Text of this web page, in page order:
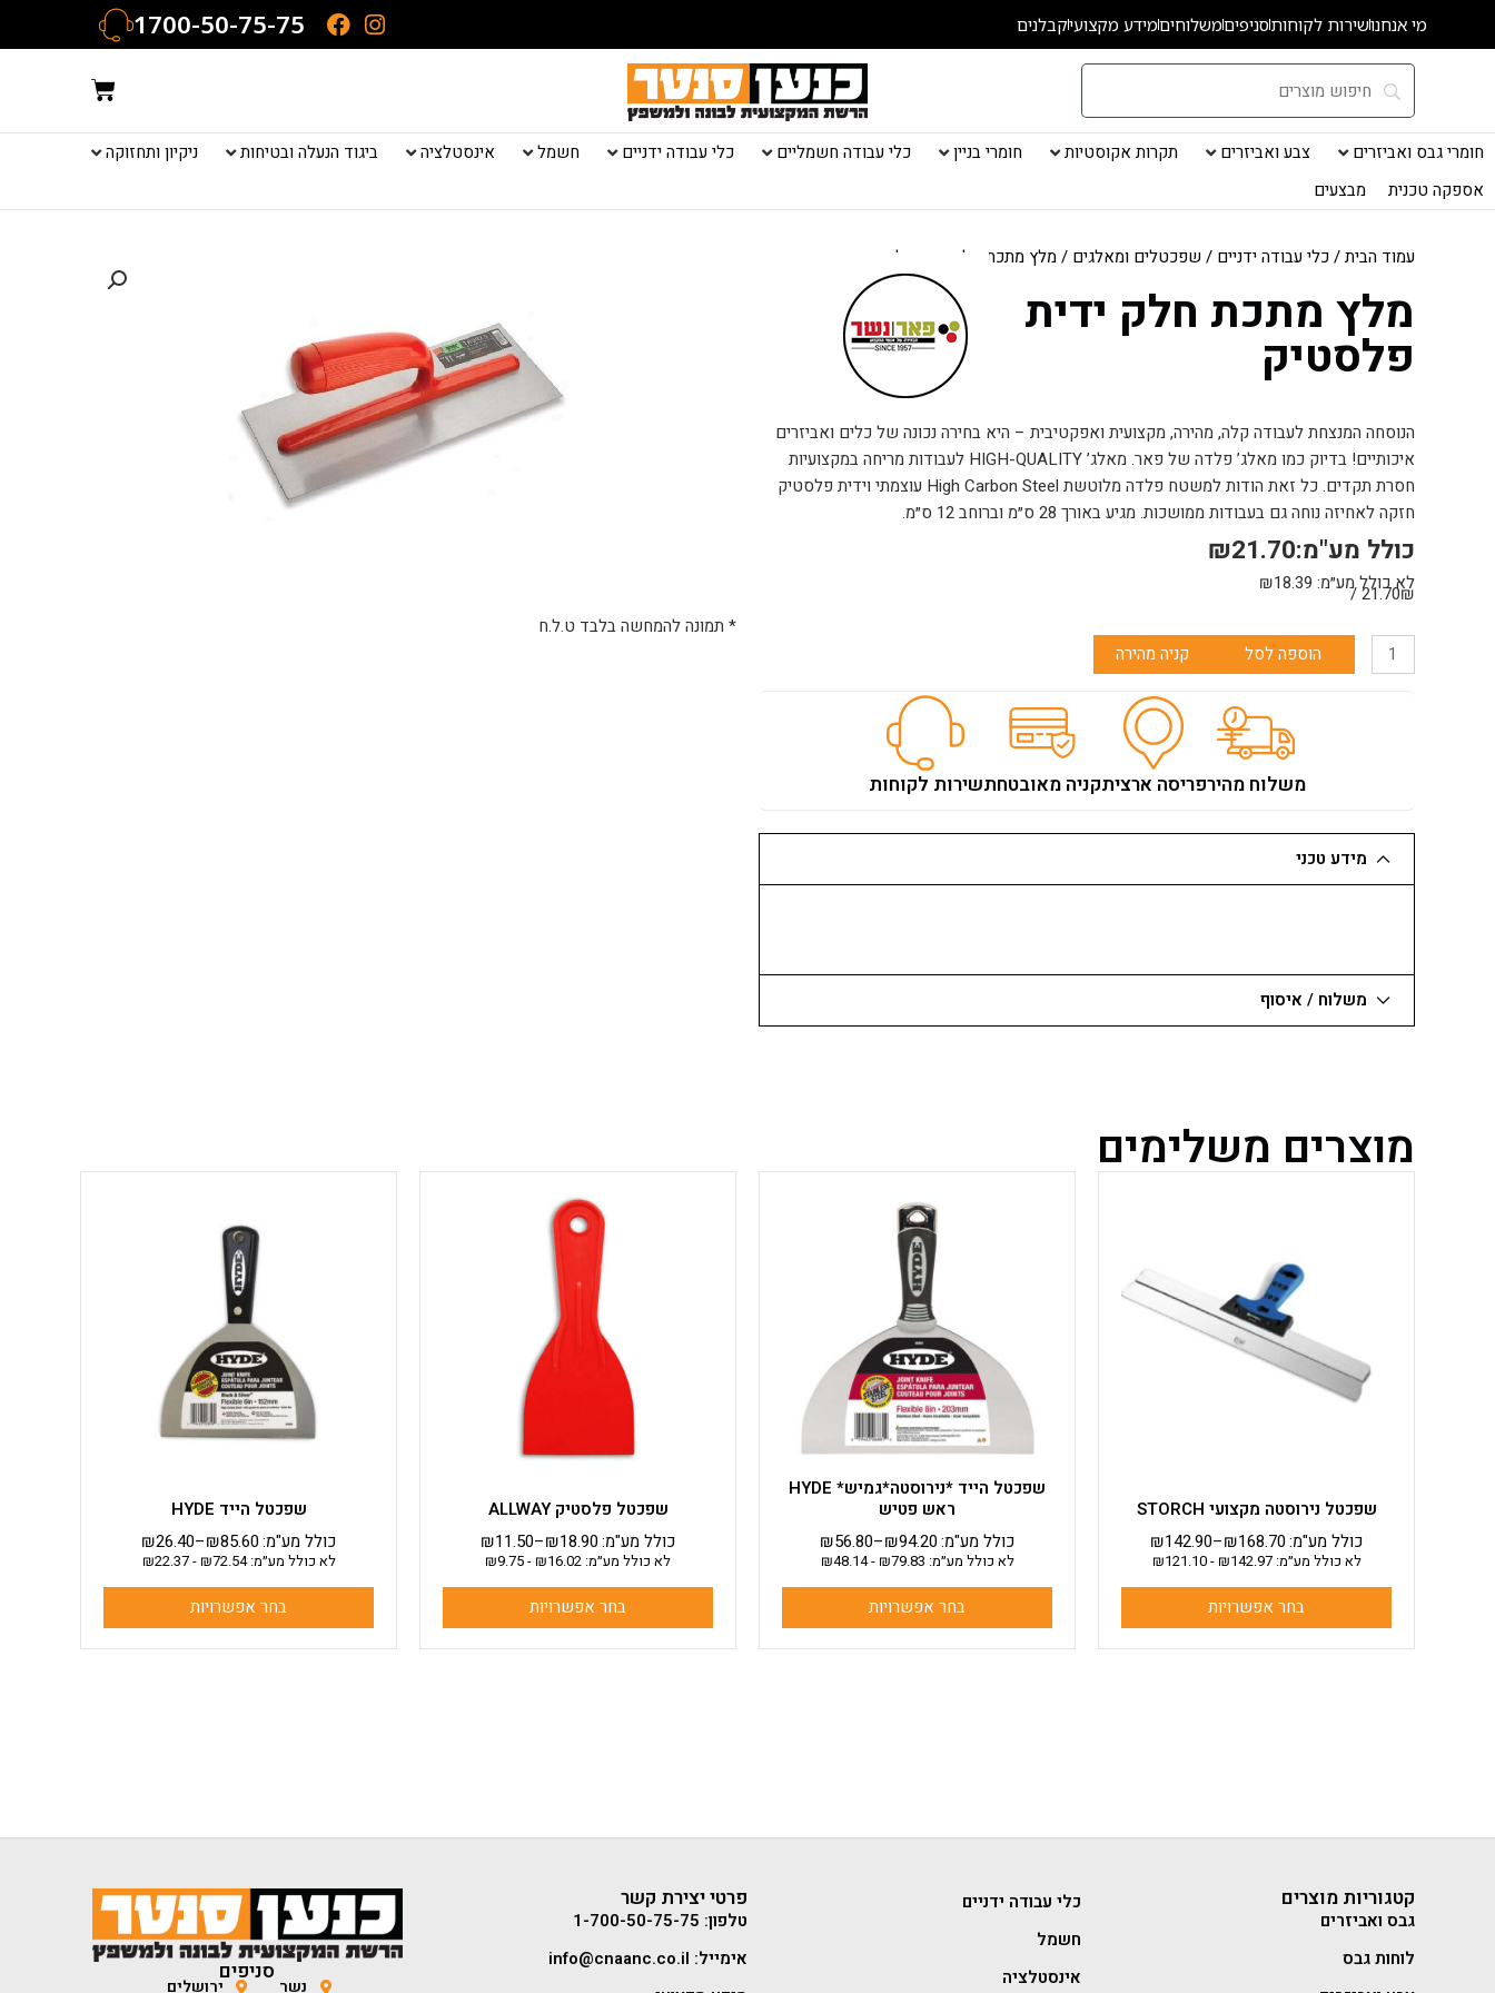
מי אנחנושירות לקוחותסניפיםמשלוחיםמידע מקצועיקבלנים 1700-50-75-75
עגלת
קניות
חומרי גבס ואביזרים צבע ואביזרים תקרות אקוסטיות חומרי בניין כלי עבודה חשמליים כלי עבודה ידניים חשמל אינסטלציה ביגוד הנעלה ובטיחות
ניקיון ותחזוקה
אספקה טכנית
מבצעים
עמוד הבית/כלי עבודה ידניים / שפכטלים ומאלגים / מלץ מתכת חלק ידית פלסטיק
מלץ מתכת חלק ידית
פלסטיק
הנוסחה המנצחת לעבודה קלה, מהירה, מקצועית ואפקטיבית – היא בחירה נכונה של כלים ואביזרים
איכותיים! בדיוק כמו מאלג’ פלדה של פאר. מאלג’ HIGH-QUALITY לעבודות מריחה במקצועיות
חסרת תקדים. כל זאת הודות למשטח פלדה מלוטשת High Carbon Steel עוצמתי וידית פלסטיק
חזקה לאחיזה נוחה גם בעבודות ממושכות. מגיע באורך 28 ס״מ וברוחב 12 ס״מ.
₪21.70כולל מע"מ:
לא כולל מע״מ: ₪18.39
21.70₪ /
כמות
הוספה לסל קניה מהירה
משלוח מהירפריסה ארציתקניה מאובטחתשירות לקוחות
מידע טכני
משלוח / איסוף
* תמונה להמחשה בלבד ט.ל.ח
מוצרים משלימים
שפכטל נירוסטה מקצועי STORCH
₪142.90–₪168.70כולל מע"מ:
לא כולל מע״מ: ₪142.97
-
₪121.10
בחר אפשרויות
סוגים.
ניתן
לבחור
שפכטל הייד *נירוסטה*גמיש* HYDE
ראש פטיש
₪56.80–₪94.20כולל מע"מ:
לא כולל מע״מ: ₪79.83
-
₪48.14
בחר אפשרויות
זה
יש
מספר
סוגים.
ניתן
לבחור
את
האפשרויות
בעמוד
המוצר
שפכטל פלסטיק ALLWAY
₪11.50–₪18.90כולל מע"מ:
לא כולל מע״מ: ₪16.02
-
₪9.75
בחר אפשרויות
זה
יש
מספר
סוגים.
ניתן
לבחור
האפשרויות
המוצר
שפכטל הייד HYDE
₪26.40–₪85.60כולל מע"מ:
לא כולל מע״מ: ₪72.54
-
₪22.37
בחר אפשרויות
יש
מספר
סוגים.
ניתן
לבחור
את
האפשרויות
בעמוד
קטגוריות מוצרים
גבס ואביזרים
לוחות גבס
כלי עבודה ידניים
חשמל
אינסטלציה
פרטי יצירת קשר
טלפון: 1-700-50-75-75
אימייל: info@cnaanc.co.il
סניפים
נשר ירושלים